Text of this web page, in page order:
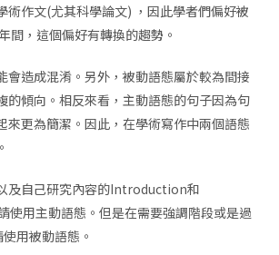
術作文(尤其科學論文) ，因此學者們偏好被
間，這個偏好有轉換的趨勢。
會造成混淆。另外，被動語態屬於較為間接
的傾向。相反來看，主動語態的句子因為句
來更為簡潔。因此，在學術寫作中兩個語態
及自己研究內容的Introduction和
使用主動語態。但是在需要強調階段或是過
用被動語態。